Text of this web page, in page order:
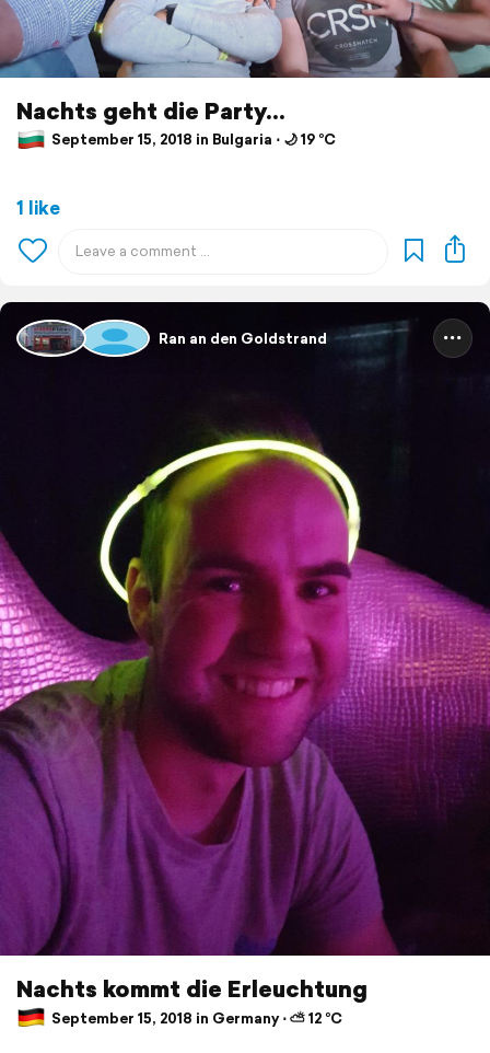
Nachts geht die Party...
September 15, 2018 in Bulgaria ⋅ 🌙 19 °C
1 like
Ran an den Goldstrand
Nachts kommt die Erleuchtung
September 15, 2018 in Germany ⋅ ⛅ 12 °C